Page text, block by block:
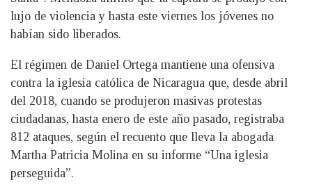
lujo de violencia y hasta este viernes los jóvenes no
habían sido liberados.
El régimen de Daniel Ortega mantiene una ofensiva
contra la iglesia católica de Nicaragua que, desde abril
del 2018, cuando se produjeron masivas protestas
ciudadanas, hasta enero de este año pasado, registraba
812 ataques, según el recuento que lleva la abogada
Martha Patricia Molina en su informe “Una iglesia
perseguida”.